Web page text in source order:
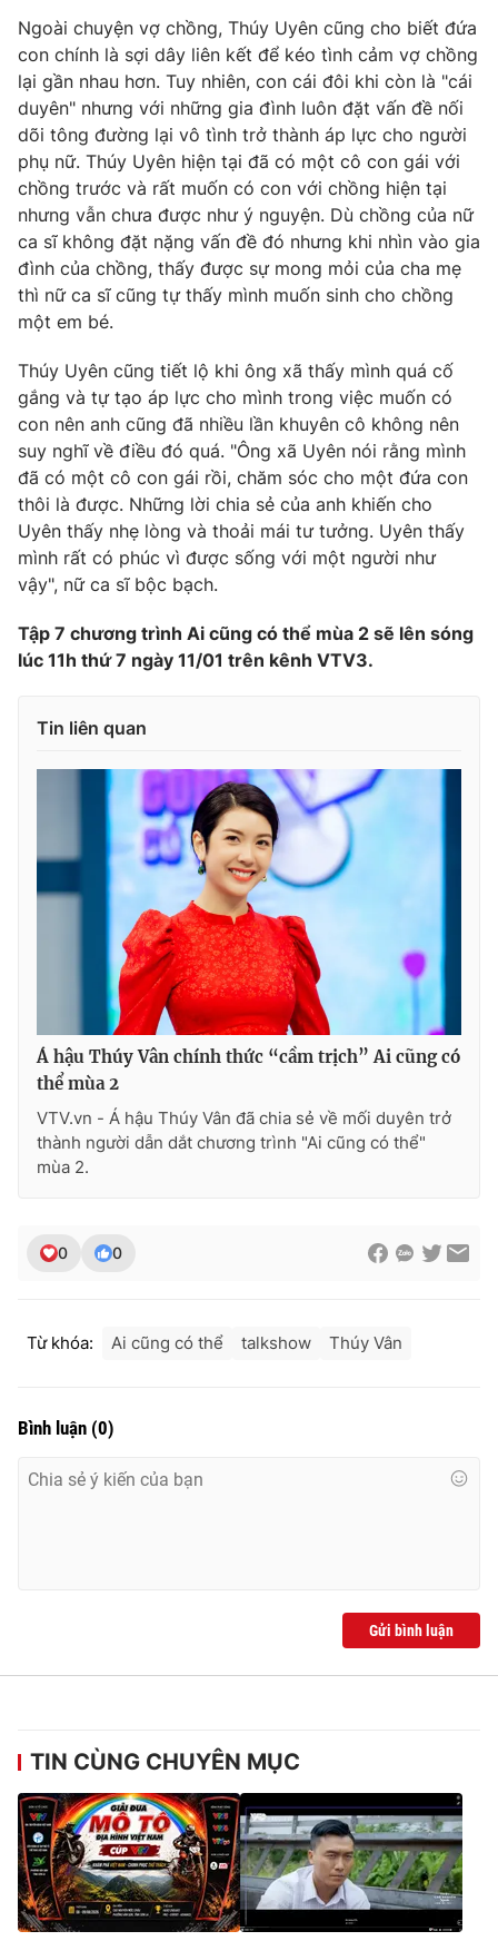
Ngoài chuyện vợ chồng, Thúy Uyên cũng cho biết đứa
con chính là sợi dây liên kết để kéo tình cảm vợ chồng
lại gần nhau hơn. Tuy nhiên, con cái đôi khi còn là "cái
duyên" nhưng với những gia đình luôn đặt vấn đề nối
dõi tông đường lại vô tình trở thành áp lực cho người
phụ nữ. Thúy Uyên hiện tại đã có một cô con gái với
chồng trước và rất muốn có con với chồng hiện tại
nhưng vẫn chưa được như ý nguyện. Dù chồng của nữ
ca sĩ không đặt nặng vấn đề đó nhưng khi nhìn vào gia
đình của chồng, thấy được sự mong mỏi của cha mẹ
thì nữ ca sĩ cũng tự thấy mình muốn sinh cho chồng
một em bé.
Thúy Uyên cũng tiết lộ khi ông xã thấy mình quá cố
gắng và tự tạo áp lực cho mình trong việc muốn có
con nên anh cũng đã nhiều lần khuyên cô không nên
suy nghĩ về điều đó quá. "Ông xã Uyên nói rằng mình
đã có một cô con gái rồi, chăm sóc cho một đứa con
thôi là được. Những lời chia sẻ của anh khiến cho
Uyên thấy nhẹ lòng và thoải mái tư tưởng. Uyên thấy
mình rất có phúc vì được sống với một người như
vậy", nữ ca sĩ bộc bạch.
Tập 7 chương trình Ai cũng có thể mùa 2 sẽ lên sóng
lúc 11h thứ 7 ngày 11/01 trên kênh VTV3.
Tin liên quan
Á hậu Thúy Vân chính thức “cầm trịch” Ai cũng có
thể mùa 2
VTV.vn - Á hậu Thúy Vân đã chia sẻ về mối duyên trở
thành người dẫn dắt chương trình "Ai cũng có thể"
mùa 2.
0 0
Từ khóa: Ai cũng có thể talkshow Thúy Vân
Bình luận (0)
Gửi bình luận
TIN CÙNG CHUYÊN MỤC